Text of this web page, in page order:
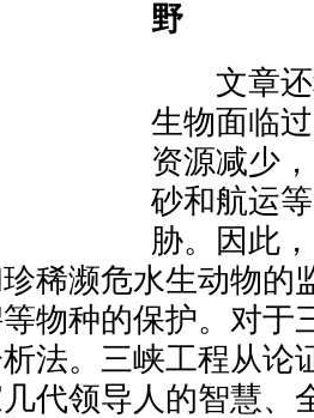
野
文章还
生物面临
资源减少
砂和航运
胁。因此
稀濒危水生动物的
物种的保护。对于
法。三峡工程从论
代领导人的智慧、